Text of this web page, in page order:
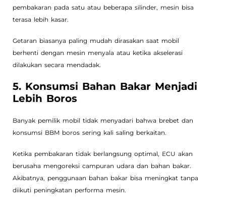
pembakaran pada satu atau beberapa silinder, mesin bisa
terasa lebih kasar.
Getaran biasanya paling mudah dirasakan saat mobil
berhenti dengan mesin menyala atau ketika akselerasi
dilakukan secara mendadak.
5. Konsumsi Bahan Bakar Menjadi
Lebih Boros
Banyak pemilik mobil tidak menyadari bahwa brebet dan
konsumsi BBM boros sering kali saling berkaitan.
Ketika pembakaran tidak berlangsung optimal, ECU akan
berusaha mengoreksi campuran udara dan bahan bakar.
Akibatnya, penggunaan bahan bakar bisa meningkat tanpa
diikuti peningkatan performa mesin.